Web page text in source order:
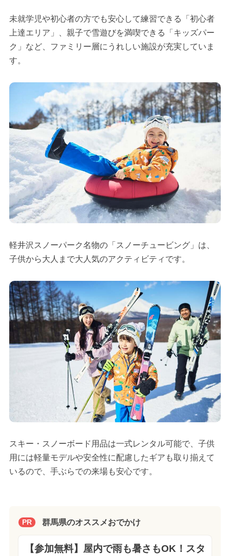
未就学児や初心者の方でも安心して練習できる「初心者
上達エリア」、親子で雪遊びを満喫できる「キッズパー
ク」など、ファミリー層にうれしい施設が充実していま
す。
軽井沢スノーパーク名物の「スノーチュービング」は、
子供から大人まで大人気のアクティビティです。
スキー・スノーボード用品は一式レンタル可能で、子供
用には軽量モデルや安全性に配慮したギアも取り揃えて
いるので、手ぶらでの来場も安心です。
PR 群馬県のオススメおでかけ
【参加無料】屋内で雨も暑さもOK！スタ